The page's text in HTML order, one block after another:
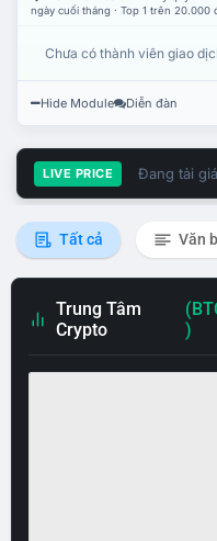
ngày cuối tháng · Top 1 trên 20.000
Chưa có thành viên giao
Hide Module Diễn đàn
LIVE PRICE Đang tải
Tất cả Văn
Trung Tâm
Crypto
)